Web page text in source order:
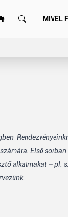
MIVEL
Első sorban
alkalmakat – pl.